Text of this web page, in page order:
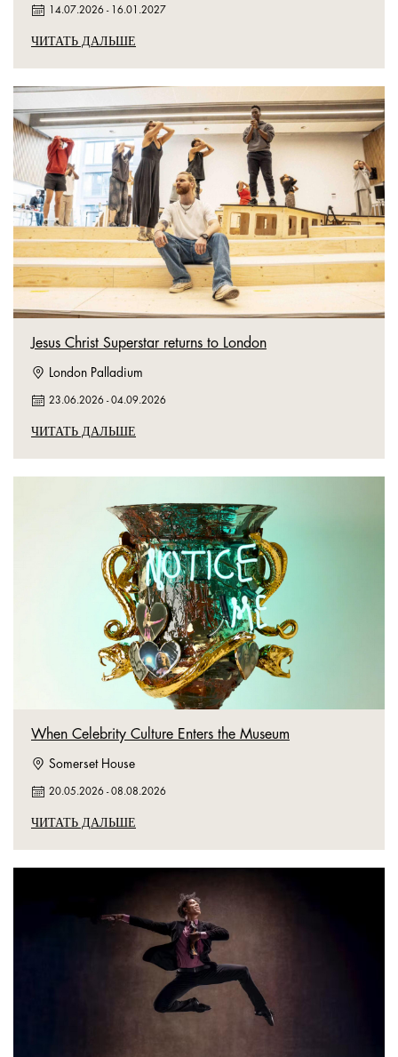
14.07.2026 - 16.01.2027
ЧИТАТЬ ДАЛЬШЕ
Jesus Christ Superstar returns to London
London Palladium
23.06.2026 -04.09.2026
ЧИТАТЬ ДАЛЬШЕ
When Celebrity Culture Enters the Museum
Somerset House
20.05.2026 -08.08.2026
ЧИТАТЬ ДАЛЬШЕ